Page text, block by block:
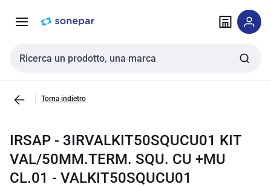
navigazione alla
Cerca input
Torna indietro
IRSAP - 3IRVALKIT50SQUCU01 KIT
VAL/50MM.TERM. SQU. CU +MU
CL.01 - VALKIT50SQUCU01